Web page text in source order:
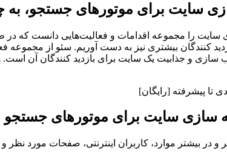
سایت برای موتورهای جستجو،
را مجموعه اقدامات و فعالیت‌هایی دانست که در
کنندگان بیشتری نیز به دست آوریم. سئو از مجموعه
سازی و جذابیت یک سایت برای بازدید کنندگان آن
سازی سایت برای موتورهای جستجو
در بیشتر موارد، کاربران اینترنتی، صفحات مورد